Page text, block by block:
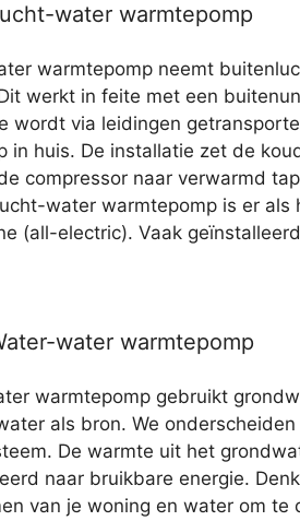
water warmtepomp
warmtepomp neemt
werkt in feite met een
wordt via leidingen
in huis. De installatie zet de
compressor naar verwarmd
water warmtepomp is er als
(all-electric). Vaak
water warmtepomp
warmtepomp gebruikt
als bron. We
De warmte uit het
naar bruikbare energie.
van je woning en water om te